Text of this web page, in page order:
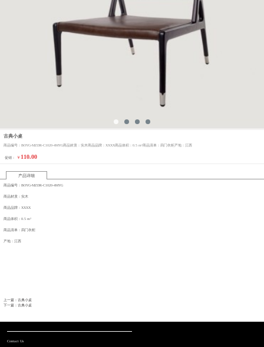
古典小桌
商品编号：BOYG-MZDR-C1020-4MYG商品材质：实木商品品牌：XXXX商品体积：0.5 m³商品清单：四门衣柜产地：江西
促销： ￥ 110.00
产品详细
商品编号：BOYG-MZDR-C1020-4MYG
商品材质：实木
商品品牌：XXXX
商品体积：0.5 m³
商品清单：四门衣柜
产地：江西
上一篇：古典小桌
下一篇：古典小桌
Contact Us